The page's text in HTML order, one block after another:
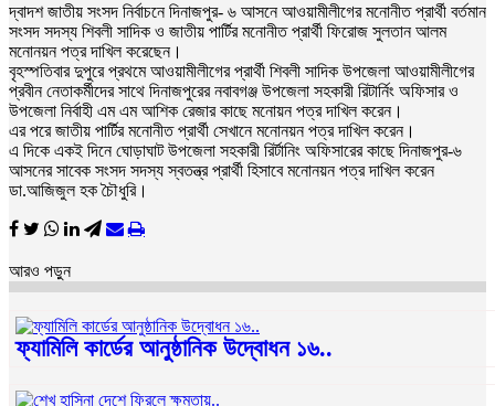
দ্বাদশ জাতীয় সংসদ নির্বাচনে দিনাজপুর- ৬ আসনে আওয়ামীলীগের মনোনীত প্রার্থী বর্তমান
সংসদ সদস্য শিবলী সাদিক ও জাতীয় পার্টির মনোনীত প্রার্থী ফিরোজ সুলতান আলম
মনোনয়ন পত্র দাখিল করেছেন।
বৃহস্পতিবার দুপুরে প্রথমে আওয়ামীলীগের প্রার্থী শিবলী সাদিক উপজেলা আওয়ামীলীগের
প্রবীন নেতাকর্মীদের সাথে দিনাজপুরের নবাবগঞ্জ উপজেলা সহকারী রিটার্নিং অফিসার ও
উপজেলা নির্বাহী এম এম আশিক রেজার কাছে মনোয়ন পত্র দাখিল করেন।
এর পরে জাতীয় পার্টির মনোনীত প্রার্থী সেখানে মনোনয়ন পত্র দাখিল করেন।
এ দিকে একই দিনে ঘোড়াঘাট উপজেলা সহকারী রির্টানিং অফিসারের কাছে দিনাজপুর-৬
আসনের সাবেক সংসদ সদস্য স্বতন্ত্র প্রার্থী হিসাবে মনোনয়ন পত্র দাখিল করেন
ডা.আজিজুল হক চৈৗধুরি।
আরও পড়ুন
ফ্যামিলি কার্ডের আনুষ্ঠানিক উদ্বোধন ১৬..